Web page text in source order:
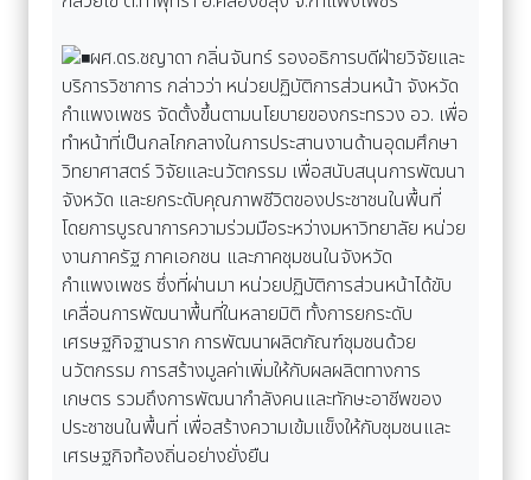
ผศ.ดร.ชญาดา กลิ่นจันทร์ รองอธิการบดีฝ่ายวิจัยและ
บริการวิชาการ กล่าวว่า หน่วยปฏิบัติการส่วนหน้า จังหวัด
กำแพงเพชร จัดตั้งขึ้นตามนโยบายของกระทรวง อว. เพื่อ
ทำหน้าที่เป็นกลไกกลางในการประสานงานด้านอุดมศึกษา
วิทยาศาสตร์ วิจัยและนวัตกรรม เพื่อสนับสนุนการพัฒนา
จังหวัด และยกระดับคุณภาพชีวิตของประชาชนในพื้นที่
โดยการบูรณาการความร่วมมือระหว่างมหาวิทยาลัย หน่วย
งานภาครัฐ ภาคเอกชน และภาคชุมชนในจังหวัด
กำแพงเพชร ซึ่งที่ผ่านมา หน่วยปฏิบัติการส่วนหน้าได้ขับ
เคลื่อนการพัฒนาพื้นที่ในหลายมิติ ทั้งการยกระดับ
เศรษฐกิจฐานราก การพัฒนาผลิตภัณฑ์ชุมชนด้วย
นวัตกรรม การสร้างมูลค่าเพิ่มให้กับผลผลิตทางการ
เกษตร รวมถึงการพัฒนากำลังคนและทักษะอาชีพของ
ประชาชนในพื้นที่ เพื่อสร้างความเข้มแข็งให้กับชุมชนและ
เศรษฐกิจท้องถิ่นอย่างยั่งยืน